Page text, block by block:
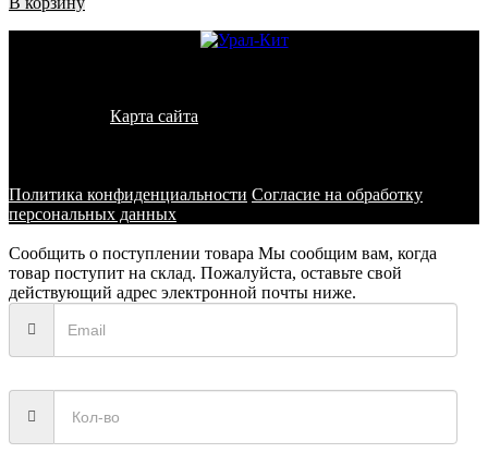
Карта сайта
Политика конфиденциальности Согласие на обработку
персональных данных
Сообщить о поступлении товара Мы сообщим вам, когда
товар поступит на склад. Пожалуйста, оставьте свой
действующий адрес электронной почты ниже.